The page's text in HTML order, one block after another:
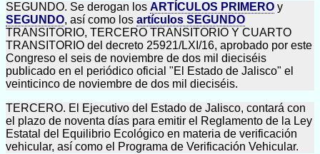
SEGUNDO. Se derogan los ARTÍCULOS PRIMERO y
SEGUNDO, así como los artículos SEGUNDO
TRANSITORIO, TERCERO TRANSITORIO Y CUARTO
TRANSITORIO del decreto 25921/LXI/16, aprobado por este
Congreso el seis de noviembre de dos mil dieciséis
publicado en el periódico oficial "El Estado de Jalisco" el
veinticinco de noviembre de dos mil dieciséis.
TERCERO. El Ejecutivo del Estado de Jalisco, contará con
el plazo de noventa días para emitir el Reglamento de la Ley
Estatal del Equilibrio Ecológico en materia de verificación
vehicular, así como el Programa de Verificación Vehicular.